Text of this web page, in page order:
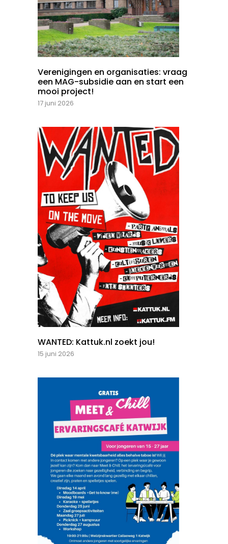
Verenigingen en organisaties: vraag
een MAG-subsidie aan en start een
mooi project!
17 juni 2026
WANTED: Kattuk.nl zoekt jou!
15 juni 2026